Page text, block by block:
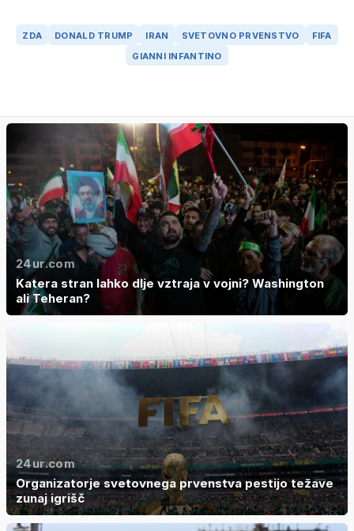
ZDA DONALD TRUMP IRAN SVETOVNO PRVENSTVO
FIFA
GIANNI INFANTINO
24ur.com
Katera stran lahko dlje vztraja v vojni? Washington
ali Teheran?
24ur.com
Organizatorje svetovnega prvenstva pestijo težave
zunaj igrišč